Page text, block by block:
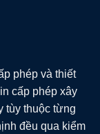
phép và thiết
cấp phép xây
tùy thuộc từng
đều qua kiểm